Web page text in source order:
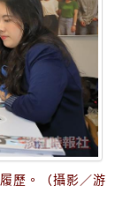
歷。（攝影／游